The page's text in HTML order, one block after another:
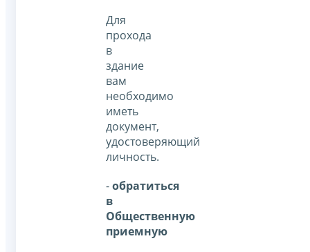
Для
прохода
в
здание
вам
необходимо
иметь
документ,
удостоверяющий
личность.
-обратиться
в
Общественную
приемную